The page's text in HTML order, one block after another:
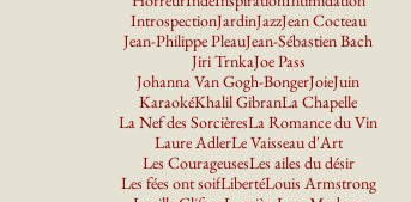
IntrospectionJardinJazzJean Cocteau
Jean-Philippe PleauJean-Sébastien Bach
Jiri TrnkaJoe Pass
Johanna Van Gogh-BongerJoieJuin
KaraokéKhalil GibranLa Chapelle
La Nef des SorcièresLa Romance du Vin
Laure AdlerLe Vaisseau d'Art
Les CourageusesLes ailes du désir
Les fées ont soifLibertéLouis Armstrong